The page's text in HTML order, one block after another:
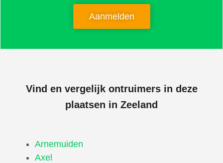
Aanmelden
Vind en vergelijk ontruimers in deze
plaatsen in Zeeland
Arnemuiden
Axel